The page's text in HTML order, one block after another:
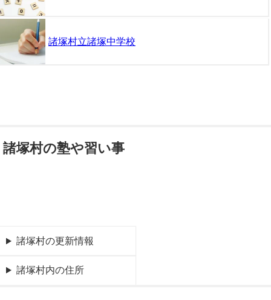
諸塚村立諸塚中学校
諸塚村の塾や習い事
諸塚村の更新情報
諸塚村内の住所